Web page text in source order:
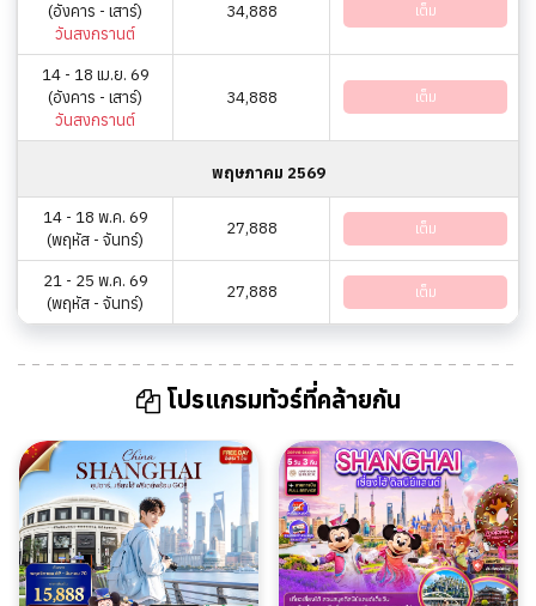
(อังคาร - เสาร์)
วันสงกรานต์
34,888 เต็ม
14 - 18 เม.ย. 69
(อังคาร - เสาร์)
วันสงกรานต์
34,888 เต็ม
พฤษภาคม 2569
14 - 18 พ.ค. 69
(พฤหัส - จันทร์)
27,888 เต็ม
21 - 25 พ.ค. 69
(พฤหัส - จันทร์)
27,888 เต็ม
โปรแกรมทัวร์ที่คล้ายกัน